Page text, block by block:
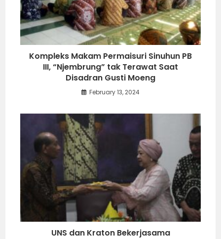
Kompleks Makam Permaisuri Sinuhun PB
III, “Njembrung” tak Terawat Saat
Disadran Gusti Moeng
February 13, 2024
UNS dan Kraton Bekerjasama